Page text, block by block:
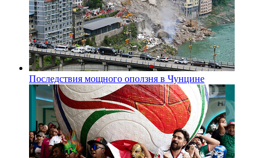
Последствия мощного оползня в Чунцине